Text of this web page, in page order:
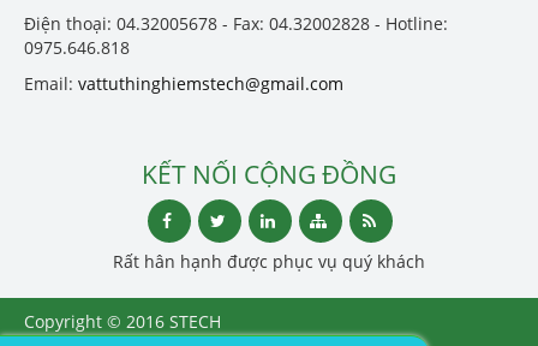
Điện thoại: 04.32005678 - Fax: 04.32002828 - Hotline:
0975.646.818
Email: vattuthinghiemstech@gmail.com
KẾT NỐI CỘNG ĐỒNG
Rất hân hạnh được phục vụ quý khách
Copyright © 2016 STECH